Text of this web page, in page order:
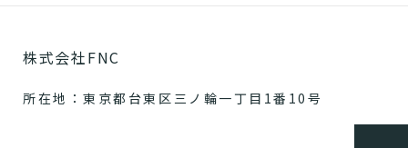
株式会社FNC
所在地：東京都台東区三ノ輪一丁目1番10号